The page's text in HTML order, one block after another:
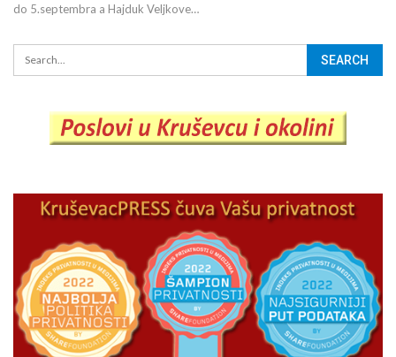
do 5.septembra a Hajduk Veljkove…